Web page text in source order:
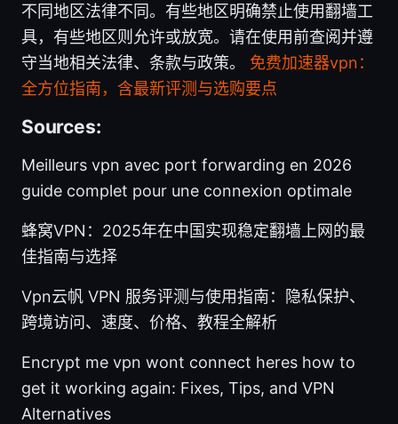
不同地区法律不同。有些地区明确禁止使用翻墙工
具，有些地区则允许或放宽。请在使用前查阅并遵
守当地相关法律、条款与政策。 免费加速器vpn：
全方位指南，含最新评测与选购要点
Sources:
Meilleurs vpn avec port forwarding en 2026
guide complet pour une connexion optimale
蜂窝VPN：2025年在中国实现稳定翻墙上网的最
佳指南与选择
Vpn云帆 VPN 服务评测与使用指南：隐私保护、
跨境访问、速度、价格、教程全解析
Encrypt me vpn wont connect heres how to
get it working again: Fixes, Tips, and VPN
Alternatives